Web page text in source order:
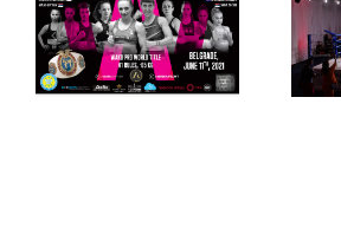
Tradicionalni kik
boks i boks turnir
Budva Splendid
Grand Prix – Arena